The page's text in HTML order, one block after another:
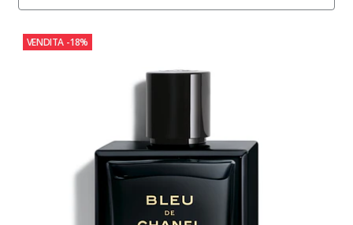
VENDITA -18%